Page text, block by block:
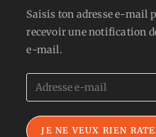
Saisis ton adresse e-mail
recevoir une notification
e-mail.
Adresse
e-
mail
JE NE VEUX RIEN